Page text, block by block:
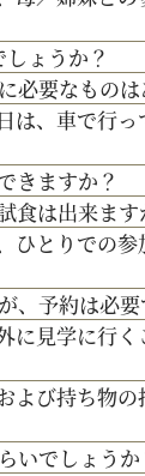
な空間を作り
わりを反映
ください。
気に包まれる
ツアー。広大
儀式が執り
さい♪
ングを始め、
数々をご紹介
る演出、あ
地下鉄東西線
なっており
ご家族との参
ょうか？
程となりま
ます。
必要なものは
いております
でご安心くだ
は、車で行
丈夫です。そ
きますか？
もご用意して
が不安な場
食は出来ます
フェアにて、
ひとりでの参
様でのご見学
、予約は必要
予約の方優先
望の日時に見
ジより予約、
に見学に行
での参加が難
よび持ち物
装は普段着で
いでしょうか